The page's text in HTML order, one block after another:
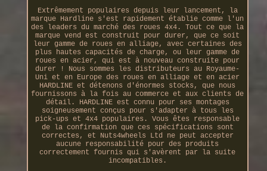
Extrêmement populaires depuis leur lancement, la
marque Hardline s'est rapidement établie comme l'un
des leaders du marché des roues 4x4. Tout ce que la
marque vend est construit pour durer, que ce soit
leur gamme de roues en alliage, avec certaines des
plus hautes capacités de charge, ou leur gamme de
roues en acier, qui est à nouveau construite pour
durer ! Nous sommes les distributeurs au Royaume-
Uni et en Europe des roues en alliage et en acier
HARDLINE et détenons d'énormes stocks, que nous
fournissons à la fois au commerce et aux clients de
détail. HARDLINE est connu pour ses montages
soigneusement conçus pour s'adapter à tous les
pick-ups et 4x4 populaires. Vous êtes responsable
de la confirmation que ces spécifications sont
correctes, et Nuts4wheels Ltd ne peut accepter
aucune responsabilité pour des produits
correctement fournis qui s'avèrent par la suite
incompatibles.